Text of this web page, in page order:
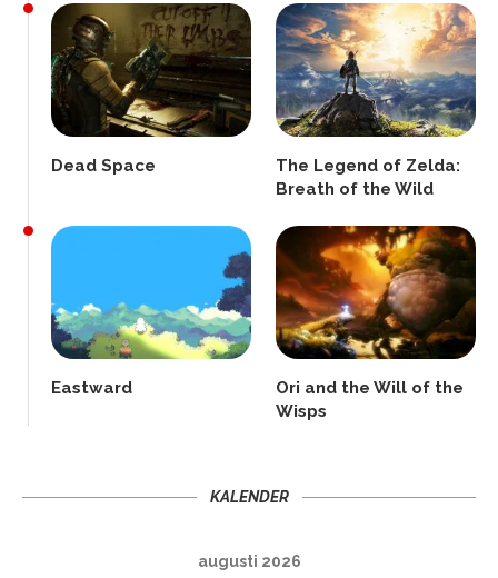
Dead Space
The Legend of Zelda:
Breath of the Wild
Eastward
Ori and the Will of the
Wisps
KALENDER
augusti 2026